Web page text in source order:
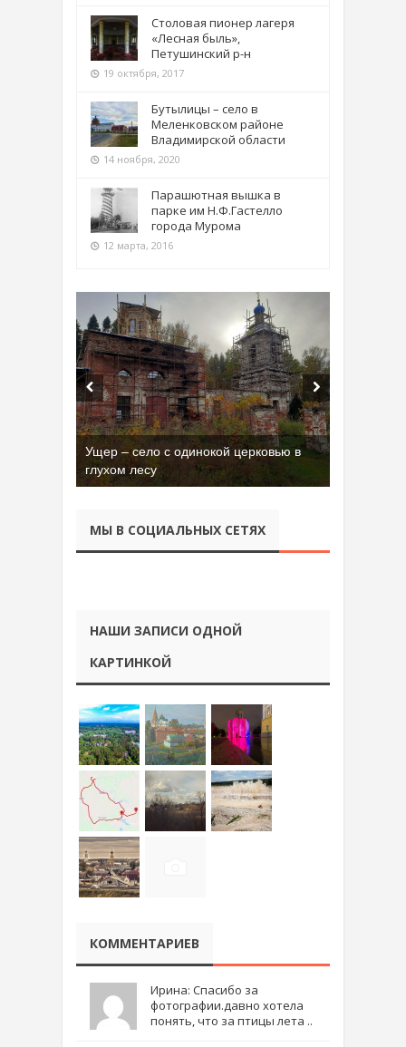
Столовая пионер лагеря
«Лесная быль»,
Петушинский р-н
19 октября, 2017
Бутылицы – село в
Меленковском районе
Владимирской области
14 ноября, 2020
Парашютная вышка в
парке им Н.Ф.Гастелло
города Мурома
12 марта, 2016
Ущер – село с одинокой церковью в
глухом лесу
МЫ В СОЦИАЛЬНЫХ СЕТЯХ
НАШИ ЗАПИСИ ОДНОЙ
КАРТИНКОЙ
КОММЕНТАРИЕВ
Ирина: Спасибо за
фотографии.давно хотела
понять, что за птицы лета ..